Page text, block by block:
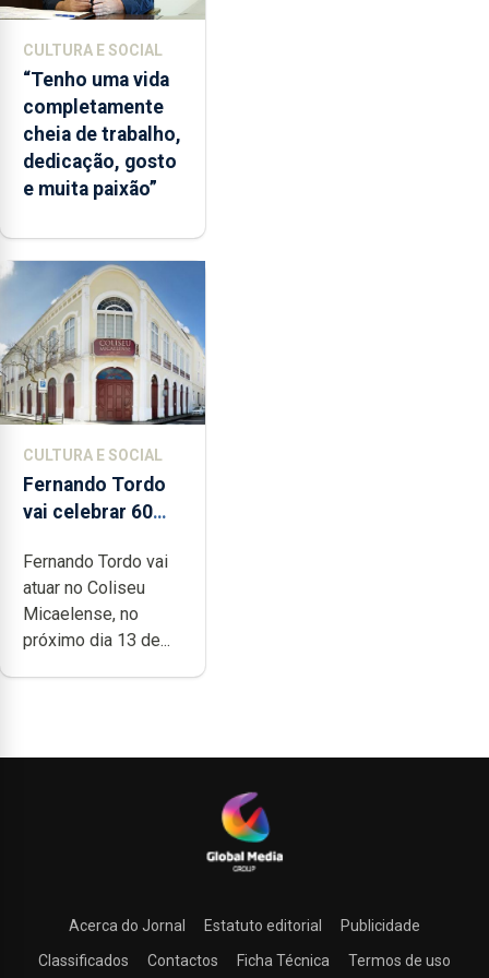
CULTURA E SOCIAL
“Tenho uma vida
completamente
cheia de trabalho,
dedicação, gosto
e muita paixão”
CULTURA E SOCIAL
Fernando Tordo
vai celebrar 60
no Coliseu
Micaelense
Fernando Tordo vai
atuar no Coliseu
Micaelense, no
próximo dia 13 de...
Acerca do Jornal Estatuto editorial
Publicidade
Classificados
Contactos Ficha Técnica Termos de uso